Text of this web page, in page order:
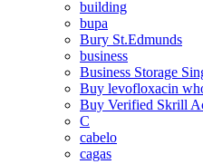
building
bupa
Bury St.Edmunds
business
Business Storage
Buy levofloxacin
Buy Verified Skrill
C
cabelo
cagas